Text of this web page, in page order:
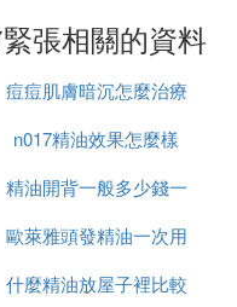
張相關的資料
痘痘肌膚暗沉怎麼治療
n017精油效果怎麼樣
精油開背一般多少錢一
次
歐萊雅頭發精油一次用
多少
什麼精油放屋子裡比較